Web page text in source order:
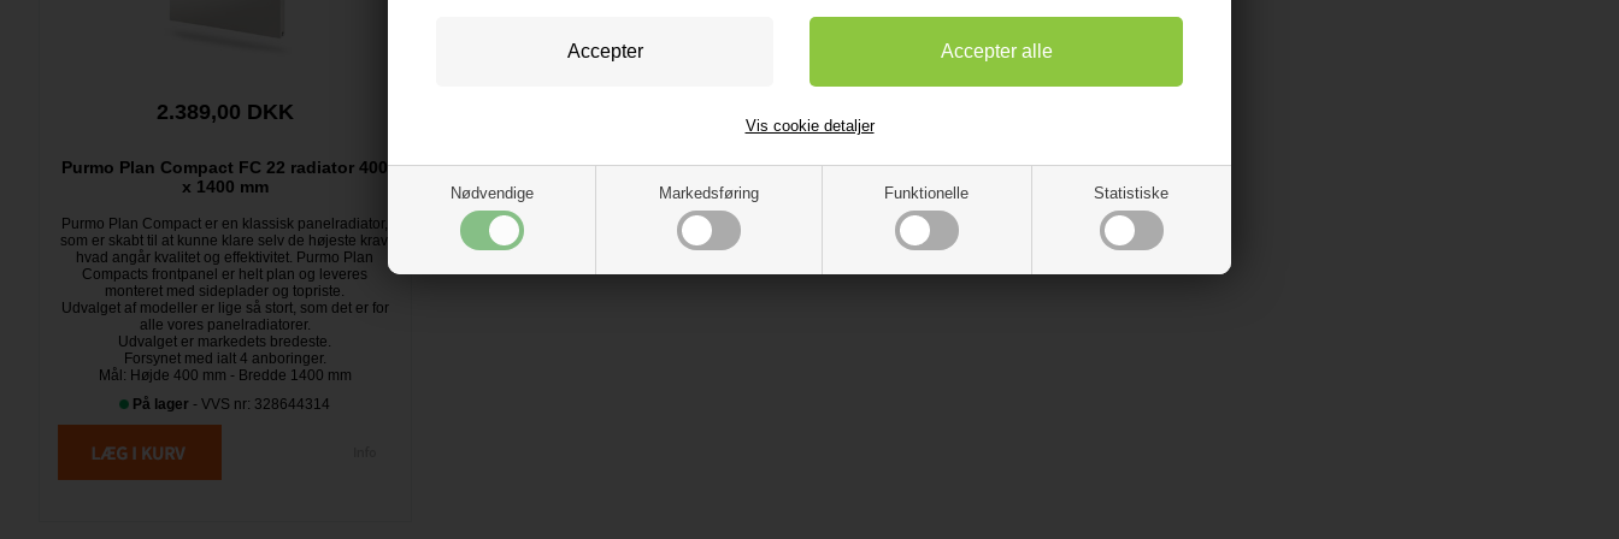
Nødvendige Markedsføring Funktionelle Statistiske
Vis cookie detaljer
2.389,00 DKK
Purmo Plan Compact FC 22 radiator 400
x 1400 mm
Purmo Plan Compact er en klassisk panelradiator,
som er skabt til at kunne klare selv de højeste krav,
hvad angår kvalitet og effektivitet. Purmo Plan
Compacts frontpanel er helt plan og leveres
monteret med sideplader og topriste.
Udvalget af modeller er lige så stort, som det er for
alle vores panelradiatorer.
Udvalget er markedets bredeste.
Forsynet med ialt 4 anboringer.
Mål: Højde 400 mm - Bredde 1400 mm
På lager - VVS nr: 328644314